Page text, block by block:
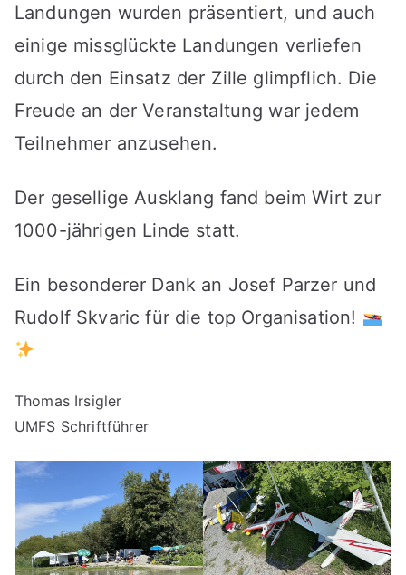
Landungen wurden präsentiert, und auch
einige missglückte Landungen verliefen
durch den Einsatz der Zille glimpflich. Die
Freude an der Veranstaltung war jedem
Teilnehmer anzusehen.
Der gesellige Ausklang fand beim Wirt zur
1000-jährigen Linde statt.
Ein besonderer Dank an Josef Parzer und
Rudolf Skvaric für die top Organisation!
Thomas Irsigler
UMFS Schriftführer